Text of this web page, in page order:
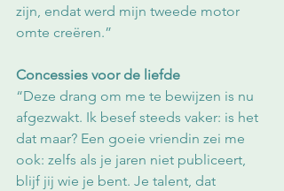
zijn, endat werd mijn tweede motor
omte creëren.”
Concessies voor de liefde
“Deze drang om me te bewijzen is nu
afgezwakt. Ik besef steeds vaker: is het
dat maar? Een goeie vriendin zei me
ook: zelfs als je jaren niet publiceert,
blijf jij wie je bent. Je talent, dat